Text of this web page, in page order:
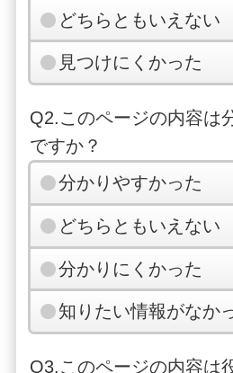
どちらともいえない
見つけにくかった
Q2.このページの内容は
ですか？
分かりやすかった
どちらともいえない
分かりにくかった
知りたい情報がなか
Q3.このページの内容は